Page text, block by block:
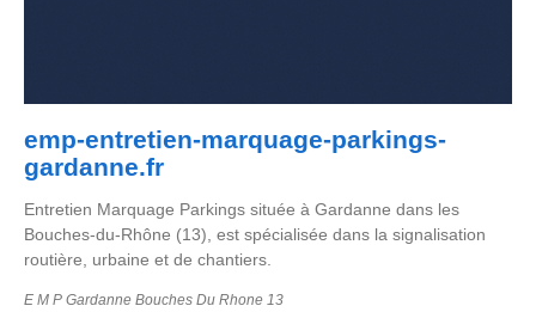
emp-entretien-marquage-parkings-
gardanne.fr
Entretien Marquage Parkings située à Gardanne dans les
Bouches-du-Rhône (13), est spécialisée dans la signalisation
routière, urbaine et de chantiers.
E M P Gardanne Bouches Du Rhone 13